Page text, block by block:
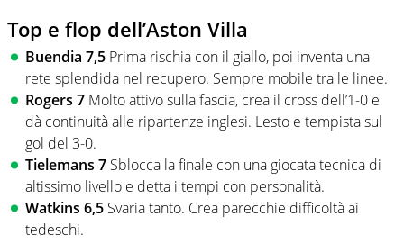
Top e flop dell’Aston Villa
Buendia 7,5 Prima rischia con il giallo, poi inventa una
rete splendida nel recupero. Sempre mobile tra le linee.
Rogers 7 Molto attivo sulla fascia, crea il cross dell’1-0 e
dà continuità alle ripartenze inglesi. Lesto e tempista sul
gol del 3-0.
Tielemans 7 Sblocca la finale con una giocata tecnica di
altissimo livello e detta i tempi con personalità.
Watkins 6,5 Svaria tanto. Crea parecchie difficoltà ai
tedeschi.